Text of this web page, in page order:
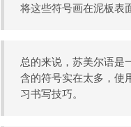
将这些符号画在泥板表
总的来说，苏美尔语是
含的符号实在太多，使
习书写技巧。